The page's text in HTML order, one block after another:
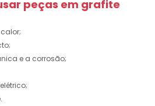
peças em grafite
calor;
e a corrosão;